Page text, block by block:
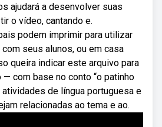
ajudará a desenvolver suas
o vídeo, cantando e.
podem imprimir para utilizar
seus alunos, ou em casa
queira indicar este arquivo para
— com base no conto “o patinho
de língua portuguesa e
relacionadas ao tema e ao.